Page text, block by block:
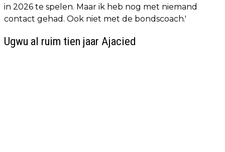
in 2026 te spelen. Maar ik heb nog met niemand
contact gehad. Ook niet met de bondscoach.'
Ugwu al ruim tien jaar Ajacied